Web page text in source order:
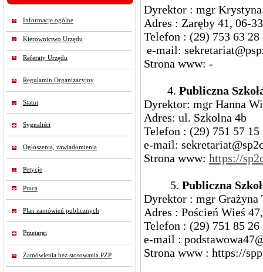
Informacje ogólne
Kierownictwo Urzędu
Referaty Urzędu
Regulamin Organizacyjny
Statut
Sygnaliści
Ogłoszenia, zawiadomienia
Petycje
Praca
Plan zamówień publicznych
Przetargi
Zamówienia bez stosowania PZP
Dyrektor : mgr
Adres : Zaręby 41, 06-
Telefon : (29) 753 63 28
e-mail:
Strona www: -
4. Publiczna
Dyrektor: mgr Hanna
Adres: ul. Szkolna 4b
Telefon : (29) 751 57
e-mail:
Strona www: https://
5. Publiczna
Dyrektor : mgr Grażyna
Adres : Poścień Wieś 47,
Telefon : (29) 751 85 26
e-mail :
Strona www : https://